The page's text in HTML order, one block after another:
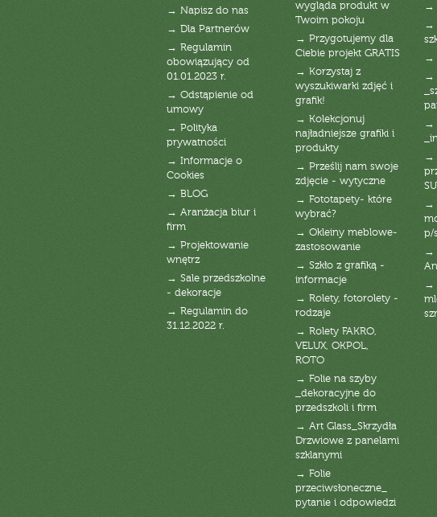
→ Napisz do nas
→ Dla Partnerów
→ Regulamin
obowiązujący od
01.01.2023 r.
→ Odstąpienie od
umowy
→ Polityka
prywatności
→ Informacje o
Cookies
→ BLOG
→ Aranżacja biur i
firm
→ Projektowanie
wnętrz
→ Sale przedszkolne
- dekoracje
→ Regulamin do
31.12.2022 r.
wygląda produkt w
Twoim pokoju
→ Przygotujemy dla
Ciebie projekt GRATIS
→ Korzystaj z
wyszukiwarki zdjęć i
grafik!
→ Kolekcjonuj
najładniejsze grafiki i
produkty
→ Prześlij nam swoje
zdjęcie - wytyczne
→ Fototapety- które
wybrać?
→ Okleiny meblowe-
zastosowanie
→ Szkło z grafiką -
informacje
→ Rolety, fotorolety -
rodzaje
→ Rolety FAKRO,
VELUX, OKPOL,
ROTO
→ Folie na szyby
_dekoracyjne do
przedszkoli i firm
→ Art Glass_Skrzydła
Drzwiowe z panelami
szklanymi
→ Folie
przeciwsłoneczne_
pytanie i odpowiedzi
→
→
→
→
→
→
→
p/
→
→